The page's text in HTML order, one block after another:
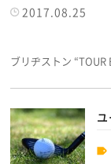
2017.08.25
ブリヂストン